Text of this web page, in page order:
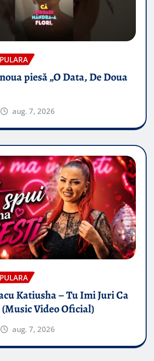
piesă „O Data, De Doua
aug. 7, 2026
Katiusha – Tu Imi Juri Ca
Video Oficial)
aug. 7, 2026